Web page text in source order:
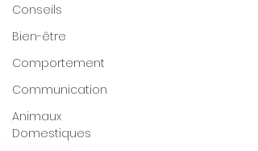
Conseils
Bien-être
Comportement
Communication
Animaux
Domestiques